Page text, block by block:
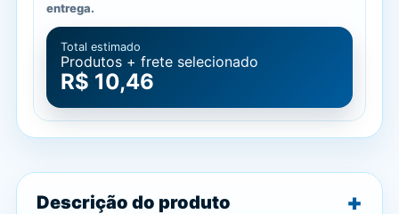
entrega.
Total estimado
Produtos + frete selecionado
R$ 10,46
Descrição do produto